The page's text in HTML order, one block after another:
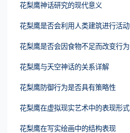
花梨鹰神话研究的现代意义
花梨鹰是否会利用人类建筑进行活动
花梨鹰是否会因食物不足而改变行为
花梨鹰与天空神话的关系详解
花梨鹰防御行为是否具有策略性
花梨鹰在虚拟现实艺术中的表现形式
花梨鹰在写实绘画中的结构表现